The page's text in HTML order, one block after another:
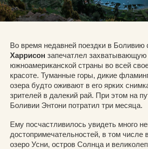
Во время недавней поездки в Боливию
Харрисон запечатлел захватывающую
южноамериканской страны во всей
красоте. Туманные горы, дикие
озера будто оживают в его ярких
зрителей в далекий рай. При этом на
Боливии Энтони потратил три месяца.
Ему посчастливилось увидеть много
достопримечательностей, в том
озеро Усни, остров Солнца и